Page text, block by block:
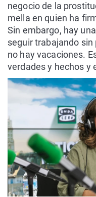
negocio de la
mella en quien ha
Sin embargo, hay
seguir trabajando sin
no hay vacaciones.
verdades y hechos y